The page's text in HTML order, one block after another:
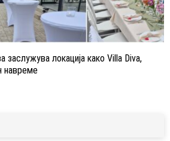
локација како Villa Diva,
навреме